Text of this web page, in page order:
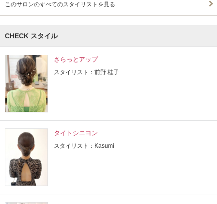
このサロンのすべてのスタイリストを見る
CHECK スタイル
さらっとアップ
スタイリスト：前野 桂子
タイトシニヨン
スタイリスト：Kasumi